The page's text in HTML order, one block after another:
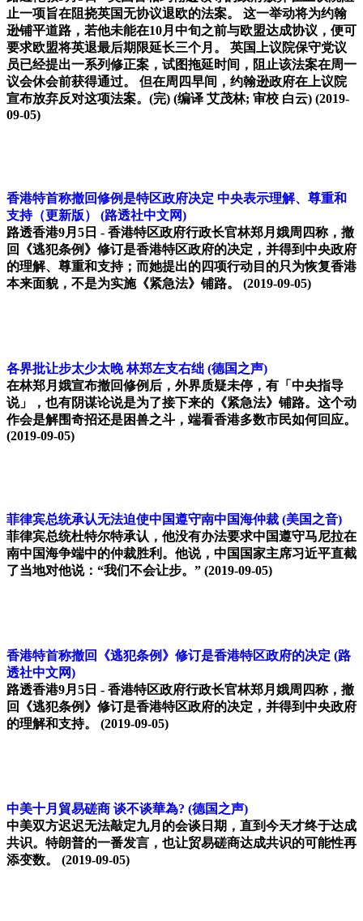
止一项旨在阻挠英国无协议退欧的法案。 这一举动将为约翰
逊铺平道路，若他未能在10月中旬之前与欧盟达成协议，便可
要求欧盟将英退最后期限延长三个月。 英国上议院保守党议
员已经提出一系列修正案，试图拖延时间，阻止该法案在周一
议会休会前获得通过。 但在周四早间，约翰逊政府在上议院
宣布放弃反对这项法案。(完) (编译 艾茂林; 审校 白云) (2019-
09-05)
香港特首称撤回修例是特区政府决定 中央表示理解、尊重和
支持（更新版）
(路透社中文网)
路透香港9月5日 - 香港特区政府行政长官林郑月娥周四称，撤
回《逃犯条例》修订是香港特区政府的决定，并得到中央政府
的理解、尊重和支持；而她提出的四项行动目的只为恢复香港
本来面貌，不是为实施《紧急法》铺路。
(2019-09-05)
各界批让步太少太晚 林郑左支右绌 (德国之声)
在林郑月娥宣布撤回修例后，外界质疑未停，有「中央指导
说」，也有阴谋论说是为了接下来的《紧急法》铺路。这个动
作会是解围奇招还是困兽之斗，端看香港多数市民如何回应。
(2019-09-05)
菲律宾总统承认无法迫使中国遵守南中国海仲裁 (美国之音)
菲律宾总统杜特尔特承认，他没有办法要求中国遵守马尼拉在
南中国海争端中的仲裁胜利。他说，中国国家主席习近平直截
了当地对他说：“我们不会让步。” (2019-09-05)
香港特首称撤回《逃犯条例》修订是香港特区政府的决定 (路
透社中文网)
路透香港9月5日 - 香港特区政府行政长官林郑月娥周四称，撤
回《逃犯条例》修订是香港特区政府的决定，并得到中央政府
的理解和支持。
(2019-09-05)
中美十月貿易磋商 谈不谈華為? (德国之声)
中美双方迟迟无法敲定九月的会谈日期，直到今天才终于达成
共识。特朗普的一番发言，也让贸易磋商达成共识的可能性再
添变数。
(2019-09-05)